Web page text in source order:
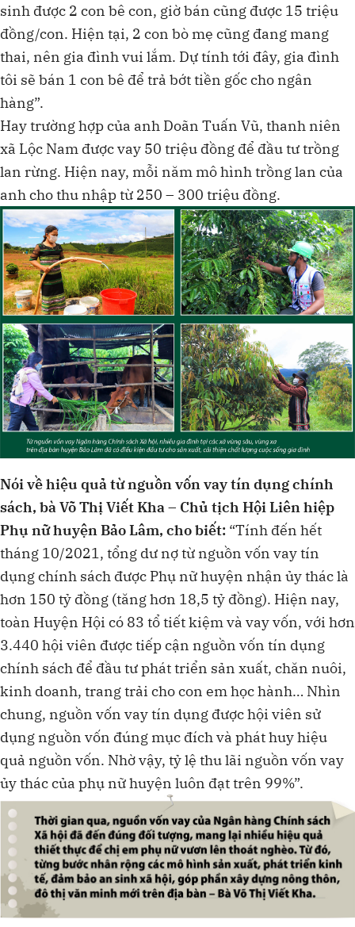
sinh được 2 con bê con, giờ bán cũng được 15 triệu
đồng/con. Hiện tại, 2 con bò mẹ cũng đang mang
thai, nên gia đình vui lắm. Dự tính tới đây, gia đình
tôi sẽ bán 1 con bê để trả bớt tiền gốc cho ngân
hàng”.
Hay trường hợp của anh Doãn Tuấn Vũ, thanh niên
xã Lộc Nam được vay 50 triệu đồng để đầu tư trồng
lan rừng. Hiện nay, mỗi năm mô hình trồng lan của
anh cho thu nhập từ 250 – 300 triệu đồng.
Nói về hiệu quả từ nguồn vốn vay tín dụng chính
sách, bà Võ Thị Viết Kha – Chủ tịch Hội Liên hiệp
Phụ nữ huyện Bảo Lâm, cho biết: “Tính đến hết
tháng 10/2021, tổng dư nợ từ nguồn vốn vay tín
dụng chính sách được Phụ nữ huyện nhận ủy thác là
hơn 150 tỷ đồng (tăng hơn 18,5 tỷ đồng). Hiện nay,
toàn Huyện Hội có 83 tổ tiết kiệm và vay vốn, với hơn
3.440 hội viên được tiếp cận nguồn vốn tín dụng
chính sách để đầu tư phát triển sản xuất, chăn nuôi,
kinh doanh, trang trải cho con em học hành… Nhìn
chung, nguồn vốn vay tín dụng được hội viên sử
dụng nguồn vốn đúng mục đích và phát huy hiệu
quả nguồn vốn. Nhờ vậy, tỷ lệ thu lãi nguồn vốn vay
ủy thác của phụ nữ huyện luôn đạt trên 99%”.